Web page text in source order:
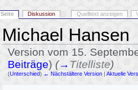
Michael Hansen
Version vom 15.
Beiträge) (→ Titelliste)
(Unterschied) ← Nächstältere Version| Aktuelle
Seite Diskussion Quelltext anzeigen